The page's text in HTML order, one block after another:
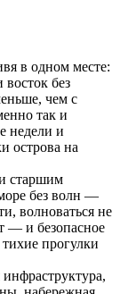
в одном месте:
без
чем с
так и
недели и
острова на
старшим
без волн —
волноваться не
— и безопасное
прогулки